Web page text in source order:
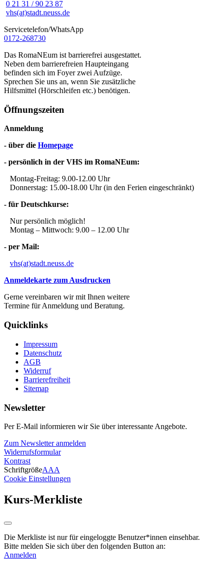
0 21 31 / 90 23 87
vhs(at)stadt.neuss.de
Servicetelefon/WhatsApp
0172-268730
Das RomaNEum ist barrierefrei ausgestattet.
Neben dem barrierefreien Haupteingang
befinden sich im Foyer zwei Aufzüge.
Sprechen Sie uns an, wenn Sie zusätzliche
Hilfsmittel (Hörschleifen etc.) benötigen.
Öffnungszeiten
Anmeldung
- über die Homepage
- persönlich in der VHS im RomaNEum:
Montag-Freitag: 9.00-12.00 Uhr
Donnerstag: 15.00-18.00 Uhr (in den Ferien eingeschränkt)
- für Deutschkurse:
Nur persönlich möglich!
Montag – Mittwoch: 9.00 – 12.00 Uhr
- per Mail:
vhs(at)stadt.neuss.de
Anmeldekarte zum Ausdrucken
Gerne vereinbaren wir mit Ihnen weitere
Termine für Anmeldung und Beratung.
Quicklinks
Impressum
Datenschutz
AGB
Widerruf
Barrierefreiheit
Sitemap
Newsletter
Per E-Mail informieren wir Sie über interessante Angebote.
Zum Newsletter anmelden
Widerrufsformular
Kontrast
SchriftgrößeAAA
Cookie Einstellungen
Kurs-Merkliste
Die Merkliste ist nur für eingeloggte Benutzer*innen einsehbar.
Bitte melden Sie sich über den folgenden Button an:
Anmelden